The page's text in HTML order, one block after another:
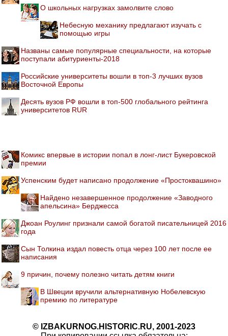
О школьных нагрузках замолвите слово
Небесную механику предлагают изучать с
помощью игры
Названы самые популярные специальности, на которые
поступали абитуриенты-2018
Российские университеты вошли в топ-3 лучших вузов
Восточной Европы
Десять вузов РФ вошли в топ-500 глобального рейтинга
университетов RUR
Комикс впервые в истории попал в лонг-лист Букеровской
премии
Успенским будет написано продолжение «Простоквашино»
Найдено незавершенное продолжение «Заводного
апельсина» Берджесса
Джоан Роулинг признали самой богатой писательницей 2016
года
Сын Толкина издал повесть отца через 100 лет после ее
написания
9 причин, почему полезно читать детям книги
В Швеции вручили альтернативную Нобелевскую
премию по литературе
© IZBAKURNOG.HISTORIC.RU, 2001-2023